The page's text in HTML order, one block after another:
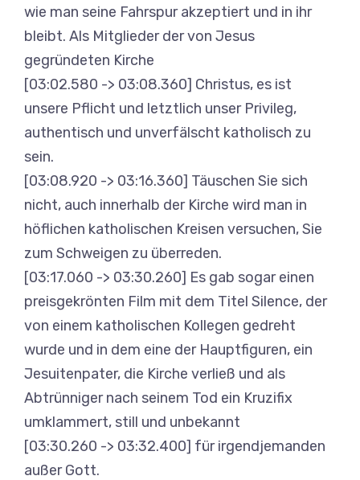
wie man seine Fahrspur akzeptiert und in ihr
bleibt. Als Mitglieder der von Jesus
gegründeten Kirche
[03:02.580 -> 03:08.360] Christus, es ist
unsere Pflicht und letztlich unser Privileg,
authentisch und unverfälscht katholisch zu
sein.
[03:08.920 -> 03:16.360] Täuschen Sie sich
nicht, auch innerhalb der Kirche wird man in
höflichen katholischen Kreisen versuchen, Sie
zum Schweigen zu überreden.
[03:17.060 -> 03:30.260] Es gab sogar einen
preisgekrönten Film mit dem Titel Silence, der
von einem katholischen Kollegen gedreht
wurde und in dem eine der Hauptfiguren, ein
Jesuitenpater, die Kirche verließ und als
Abtrünniger nach seinem Tod ein Kruzifix
umklammert, still und unbekannt
[03:30.260 -> 03:32.400] für irgendjemanden
außer Gott.